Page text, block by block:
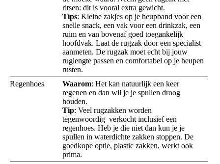
ritsen: dit is vooral extra gewicht.
Tips: Kleine zakjes op je heupband voor een
snelle snack, een vak voor een drinkzak, een
ruim en van bovenaf goed toegankelijk
hoofdvak. Laat de rugzak door een specialist
aanmeten. De rugzak moet echt bij jouw
ruglengte passen en comfortabel op je heupen
rusten.
Regenhoes
Waarom: Het kan natuurlijk een keer
regenen en dan wil je je spullen droog
houden.
Tip: Veel rugzakken worden
tegenwoordig verkocht inclusief een
regenhoes. Heb je die niet dan kun je je
spullen in waterdichte zakken stoppen. De
goedkope optie, plastic zakken, werkt ook
prima.